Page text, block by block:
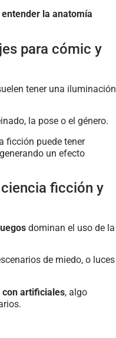
entender la anatomía
para cómic y
tener una iluminación
la pose o el género.
ficción puede tener
un efecto
ficción y
dominan el uso de la
de miedo, o luces
con artificiales, algo